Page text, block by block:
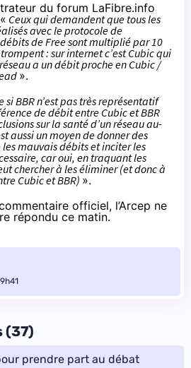
du forum LaFibre.info
Ceux qui demandent que tous les
avec le protocole de
de Free sont multiplié par 10
: sur internet c’est Cubic qui
a un débit proche en Cubic /
».
si BBR n’est pas très représentatif
de débit entre Cubic et BBR
sur la santé d’un réseau au-
aussi un moyen de donner des
mauvais débits et inciter les
car oui, en traquant les
chercher à les éliminer (et donc à
Cubic et BBR) ».
officiel, l’Arcep ne
répondu ce matin.
(37)
prendre part au débat